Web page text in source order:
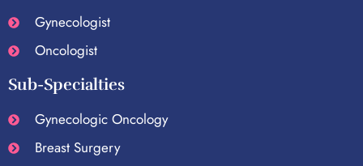
Gynecologist
Oncologist
Sub-Specialties
Gynecologic Oncology
Breast Surgery